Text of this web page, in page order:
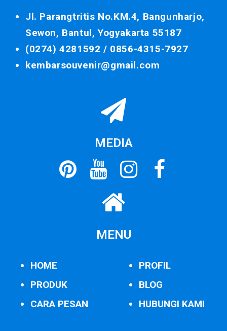
Jl. Parangtritis No.KM.4, Bangunharjo,
Sewon, Bantul, Yogyakarta 55187
(0274) 4281592 / 0856-4315-7927
kembarsouvenir@gmail.com
MEDIA
MENU
HOME
PRODUK
CARA PESAN
PROFIL
BLOG
HUBUNGI KAMI